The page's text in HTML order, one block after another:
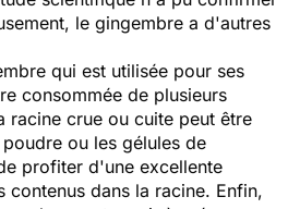
le gingembre a d'autres
qui est utilisée pour ses
consommée de plusieurs
racine crue ou cuite peut être
ou les gélules de
profiter d'une excellente
dans la racine. Enfin,